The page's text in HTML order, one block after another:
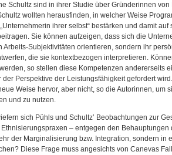
Schultz sind in ihrer Studie über Gründerinnen
wollten herausfinden, in welcher Weise
ihrer selbst“ bestärken und damit
Sie können aufzeigen, dass sich die
Arbeits-Subjektivitäten orientieren, sondern ihr
die sie kontextbezogen interpretieren.
so stellen diese Kompetenzen andererseits
der Perspektive der Leistungsfähigkeit gefordert
Weise hervor, aber nicht, so die Autorinnen, um
und zu nutzen.
sich Pühls und Schultz’ Beobachtungen zur
– entgegen den
der Marginalisierung bzw. Integration, sondern in
Diese Frage muss angesichts von Canevas